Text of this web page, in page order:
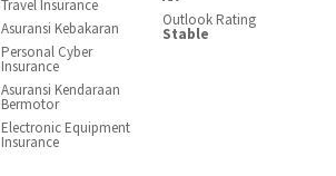
Travel Insurance
Asuransi Kebakaran
Personal Cyber
Insurance
Asuransi Kendaraan
Bermotor
Electronic Equipment
Insurance
Outlook Rating
Stable